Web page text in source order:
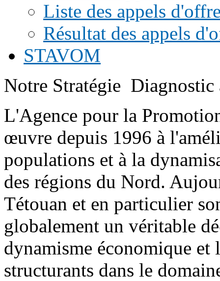
Liste des appels
Résultat des appels
STAVOM
Notre Stratégie Diagnostic
L'Agence pour la
œuvre depuis 1996 à
populations et à la
des régions du Nord.
Tétouan et en particulier
globalement un véritable
dynamisme économique
structurants dans le